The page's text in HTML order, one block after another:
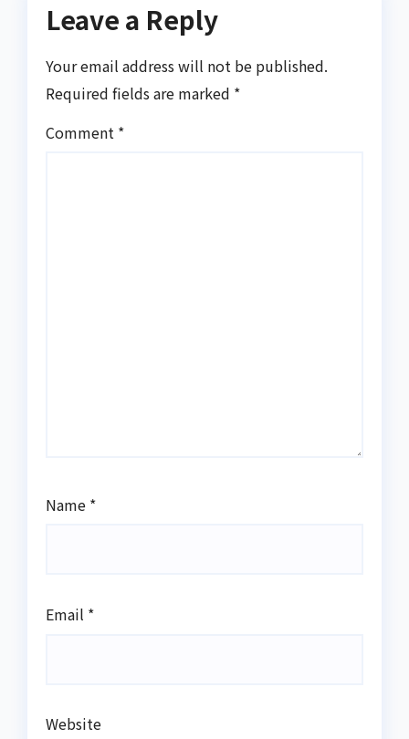
Leave a Reply
Your email address will not be published.
Required fields are marked *
Comment *
Name *
Email *
Website